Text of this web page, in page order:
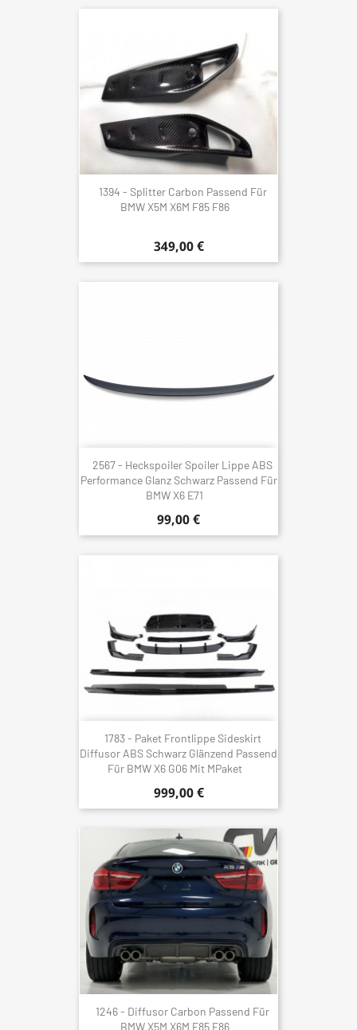
1394 - Splitter Carbon Passend Für
BMW X5M X6M F85 F86
349,00 €
2567 - Heckspoiler Spoiler Lippe ABS
Performance Glanz Schwarz Passend Für
BMW X6 E71
99,00 €
1783 - Paket Frontlippe Sideskirt
Diffusor ABS Schwarz Glänzend Passend
Für BMW X6 G06 Mit MPaket
999,00 €
1246 - Diffusor Carbon Passend Für
BMW X5M X6M F85 F86